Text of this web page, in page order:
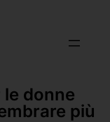
donne
più